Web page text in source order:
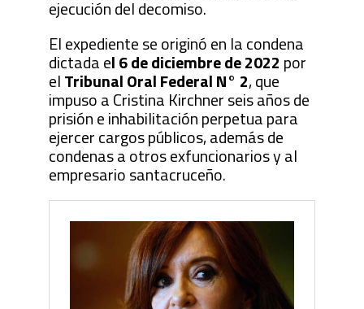
ejecución del decomiso.
El expediente se originó en la condena
dictada el 6 de diciembre de 2022 por
elTribunal Oral Federal N° 2, que
impuso a Cristina Kirchner seis años de
prisión e inhabilitación perpetua para
ejercer cargos públicos, además de
condenas a otros exfuncionarios y al
empresario santacruceño.